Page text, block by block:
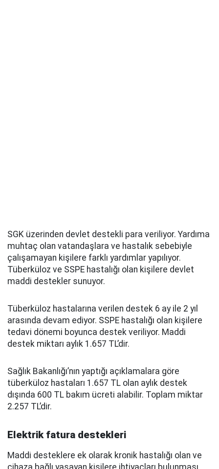
SGK üzerinden devlet destekli para veriliyor. Yardıma
muhtaç olan vatandaşlara ve hastalık sebebiyle
çalışamayan kişilere farklı yardımlar yapılıyor.
Tüberküloz ve SSPE hastalığı olan kişilere devlet
maddi destekler sunuyor.
Tüberküloz hastalarına verilen destek 6 ay ile 2 yıl
arasında devam ediyor. SSPE hastalığı olan kişilere
tedavi dönemi boyunca destek veriliyor. Maddi
destek miktarı aylık 1.657 TL’dir.
Sağlık Bakanlığı’nın yaptığı açıklamalara göre
tüberküloz hastaları 1.657 TL olan aylık destek
dışında 600 TL bakım ücreti alabilir. Toplam miktar
2.257 TL’dir.
Elektrik fatura destekleri
Maddi desteklere ek olarak kronik hastalığı olan ve
cihaza bağlı yaşayan kişilere ihtiyaçları bulunması